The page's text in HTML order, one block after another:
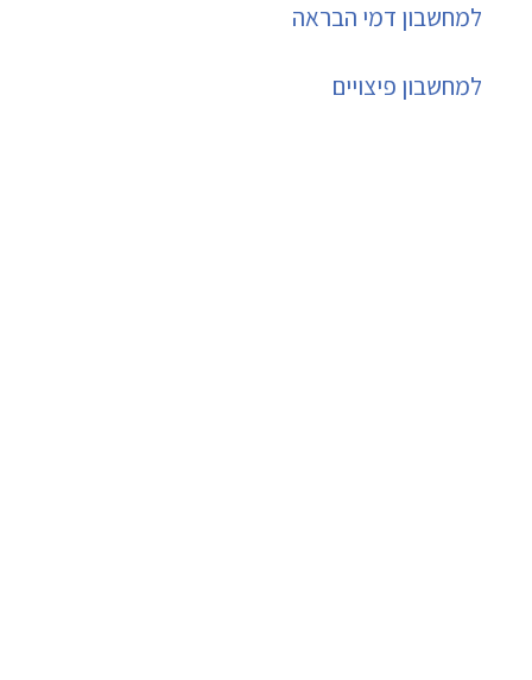
למחשבון דמי הבראה
למחשבון פיצויים